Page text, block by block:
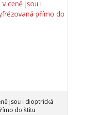
jsou i dioptrická
do štítu